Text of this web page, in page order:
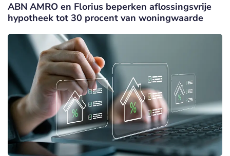
ABN AMRO en Florius beperken aflossingsvrije
hypotheek tot 30 procent van woningwaarde